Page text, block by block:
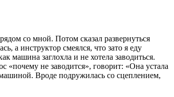
со мной. Потом сказал развернуться
а инструктор смеялся, что зато я еду
машина заглохла и не хотела заводиться.
не заводится», говорит: «Она устала
Вроде подружилась со сцеплением,